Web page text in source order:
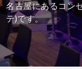
名古屋にあるコン
テ)です。